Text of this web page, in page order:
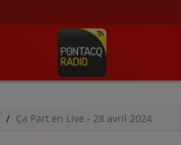
Ça Part en Live - 28 avril 2024